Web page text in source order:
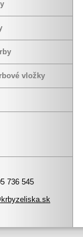
vložky
736 545